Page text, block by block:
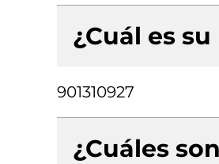
¿Cuál es su
901310927
¿Cuáles